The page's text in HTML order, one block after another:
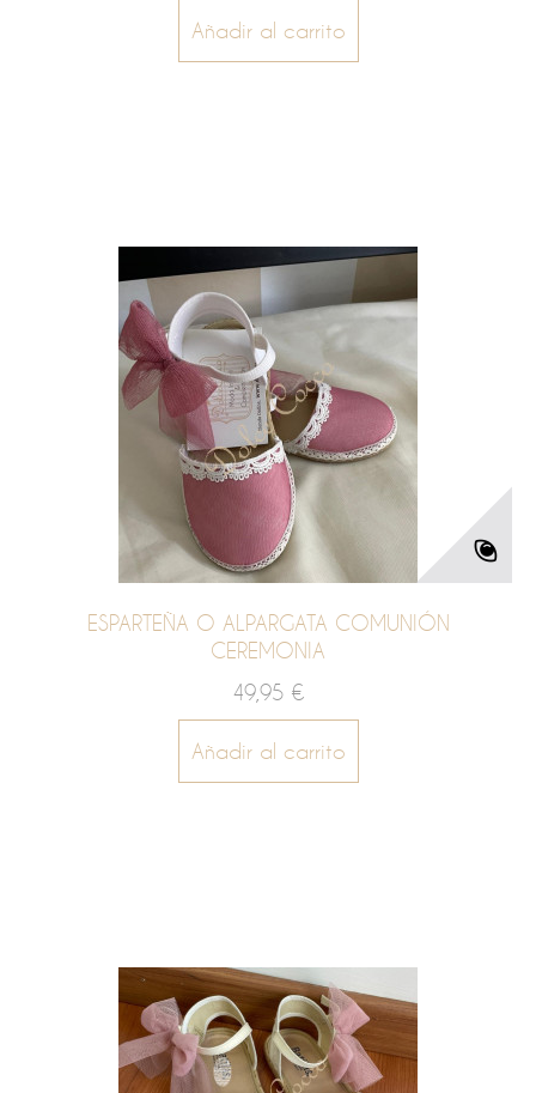
Añadir al carrito
ESPARTEÑA O ALPARGATA COMUNIÓN
CEREMONIA
49,95 €
Añadir al carrito